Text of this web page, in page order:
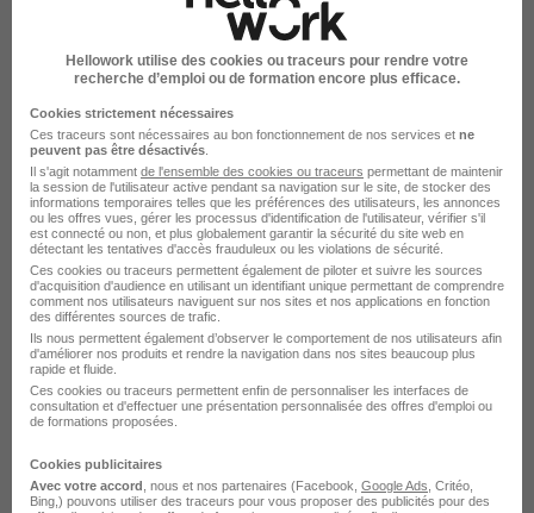
Médecin Gastro-Entérologue Libéral -
Aube H/F
Euromotion Medical- Mediirect
Romilly-sur-Seine - 10 CDI
Voir l’offre
il y a 13 jours
Hellowork utilise des cookies ou traceurs pour rendre votre
recherche d’emploi ou de formation encore plus efficace.
Cookies strictement nécessaires
Ces traceurs sont nécessaires au bon fonctionnement de nos services et ne
peuvent pas être désactivés
Il s'agit notamment de l'ensemble des cookies ou traceurs permettant de maintenir
la session de l'utilisateur active pendant sa navigation sur le site, de stocker des
informations temporaires telles que les préférences des utilisateurs, les annonces
ou les offres vues, gérer les processus d'identification de l'utilisateur, vérifier s'il
est connecté ou non, et plus globalement garantir la sécurité du site web en
détectant les tentatives d'accès frauduleux ou les violations de sécurité.
Ces cookies ou traceurs permettent également de piloter et suivre les sources
d'acquisition d'audience en utilisant un identifiant unique permettant de comprendre
comment nos utilisateurs naviguent sur nos sites et nos applications en fonction
des différentes sources de trafic.
Ils nous permettent également d’observer le comportement de nos utilisateurs afin
d'améliorer nos produits et rendre la navigation dans nos sites beaucoup plus
rapide et fluide.
Ces cookies ou traceurs permettent enfin de personnaliser les interfaces de
consultation et d'effectuer une présentation personnalisée des offres d'emploi ou
de formations proposées.
Cookies publicitaires
Avec votre accord , nous et nos partenaires (Facebook, Google Ads , Critéo,
Bing,) pouvons utiliser des traceurs pour vous proposer des publicités pour des